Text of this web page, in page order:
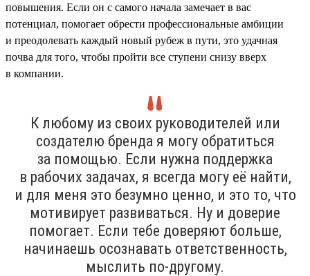
повышения. Если он с самого начала замечает в вас
потенциал, помогает обрести профессиональные амбиции
и преодолевать каждый новый рубеж в пути, это удачная
почва для того, чтобы пройти все ступени снизу вверх
в компании.
К любому из своих руководителей или
создателю бренда я могу обратиться
за помощью. Если нужна поддержка
в рабочих задачах, я всегда могу её найти,
и для меня это безумно ценно, и это то, что
мотивирует развиваться. Ну и доверие
помогает. Если тебе доверяют больше,
начинаешь осознавать ответственность,
мыслить по-другому.